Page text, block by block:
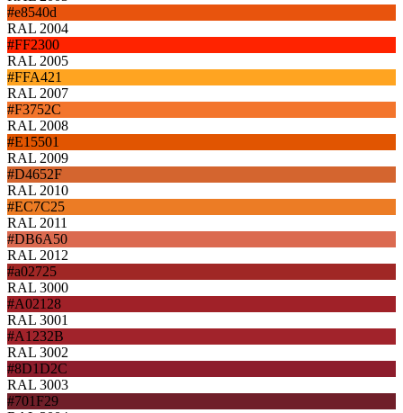
#e8540d
RAL 2004
#FF2300
RAL 2005
#FFA421
RAL 2007
#F3752C
RAL 2008
#E15501
RAL 2009
#D4652F
RAL 2010
#EC7C25
RAL 2011
#DB6A50
RAL 2012
#a02725
RAL 3000
#A02128
RAL 3001
#A1232B
RAL 3002
#8D1D2C
RAL 3003
#701F29